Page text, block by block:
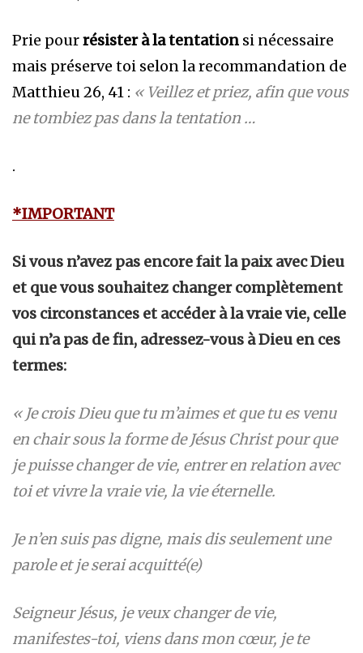
Prie pourrésister à la tentation si nécessaire
mais préserve toi selon la recommandation de
Matthieu 26, 41 : « Veillez et priez, afin que vous
ne tombiez pas dans la tentation …
.
*IMPORTANT
Si vous n’avez pas encore fait la paix avec Dieu
et que vous souhaitez changer complètement
vos circonstances et accéder à la vraie vie, celle
qui n’a pas de fin, adressez-vous à Dieu en ces
termes:
« Je crois Dieu que tu m’aimes et que tu es venu
en chair sous la forme de Jésus Christ pour que
je puisse changer de vie, entrer en relation avec
toi et vivre la vraie vie, la vie éternelle.
Je n’en suis pas digne, mais dis seulement une
parole et je serai acquitté(e)
Seigneur Jésus, je veux changer de vie,
manifestes-toi, viens dans mon cœur, je te